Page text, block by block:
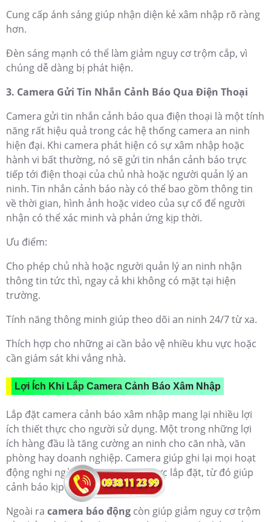
Cung cấp ánh sáng giúp nhận diện kẻ xâm nhập rõ ràng
hơn.
Đèn sáng mạnh có thể làm giảm nguy cơ trộm cắp, vì
chúng dễ dàng bị phát hiện.
3. Camera Gửi Tin Nhắn Cảnh Báo Qua Điện Thoại
Camera gửi tin nhắn cảnh báo qua điện thoại là một tính
năng rất hiệu quả trong các hệ thống camera an ninh
hiện đại. Khi camera phát hiện có sự xâm nhập hoặc
hành vi bất thường, nó sẽ gửi tin nhắn cảnh báo trực
tiếp tới điện thoại của chủ nhà hoặc người quản lý an
ninh. Tin nhắn cảnh báo này có thể bao gồm thông tin
về thời gian, hình ảnh hoặc video của sự cố để người
nhận có thể xác minh và phản ứng kịp thời.
Ưu điểm:
Cho phép chủ nhà hoặc người quản lý an ninh nhận
thông tin tức thì, ngay cả khi không có mặt tại hiện
trường.
Tính năng thông minh giúp theo dõi an ninh 24/7 từ xa.
Thích hợp cho những ai cần bảo vệ nhiều khu vực hoặc
cần giám sát khi vắng nhà.
Lợi Ích Khi Lắp Camera Cảnh Báo Xâm Nhập
Lắp đặt camera cảnh báo xâm nhập mang lại nhiều lợi
ích thiết thực cho người sử dụng. Một trong những lợi
ích hàng đầu là tăng cường an ninh cho căn nhà, văn
phòng hay doanh nghiệp. Camera giúp ghi lại mọi hoạt
động nghi ngờ xảy ra trong khu vực lắp đặt, từ đó giúp
cảnh báo kịp thời cho chủ sở hữu.
Ngoài ra camera báo động còn giúp giảm nguy cơ trộm